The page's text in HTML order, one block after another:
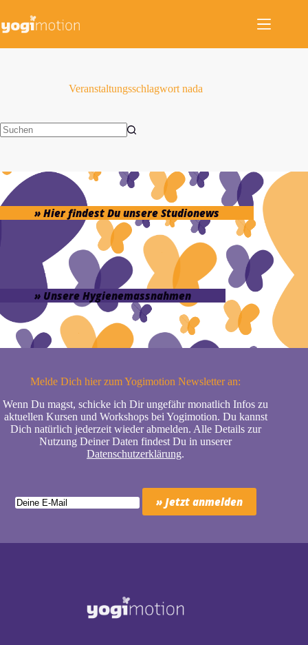
springen
Veranstaltungsschlagwortnada
» Hier findest Du unsere Studionews
» Unsere Hygienemassnahmen
Melde Dich hier zum Yogimotion Newsletter an:
Wenn Du magst, schicke ich Dir ungefähr monatlich Infos zu
aktuellen Kursen und Workshops bei Yogimotion. Du kannst
Dich natürlich jederzeit wieder abmelden. Alle Details zur
Nutzung Deiner Daten findest Du in unserer
Datenschutzerklärung.